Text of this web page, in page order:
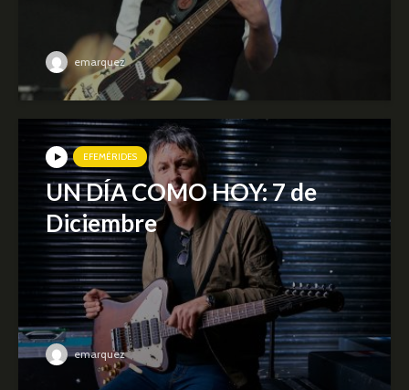
emarquez
EFEMÉRIDES
UN DÍA COMO HOY: 7 de
Diciembre
emarquez